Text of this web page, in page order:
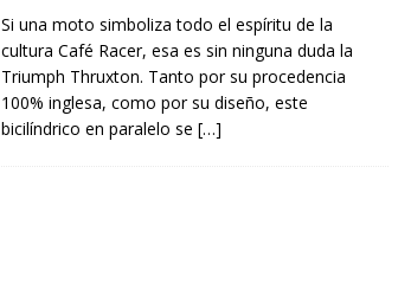
Si una moto simboliza todo el espíritu de la
cultura Café Racer, esa es sin ninguna duda la
Triumph Thruxton. Tanto por su procedencia
100% inglesa, como por su diseño, este
bicilíndrico en paralelo se […]